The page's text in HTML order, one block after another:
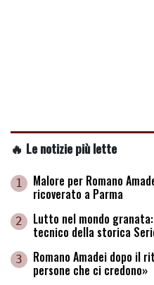
🔥 Le notizie più lette
1 Malore per Romano
ricoverato a Parma
2 Lutto nel mondo
tecnico della storica
3 Romano Amadei dopo il
persone che ci credono»